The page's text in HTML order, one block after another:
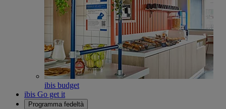
ibis budget
ibis Go get it
Programma fedeltà